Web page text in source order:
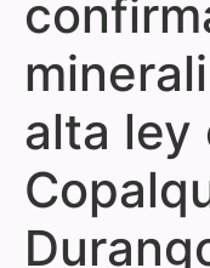
alta ley